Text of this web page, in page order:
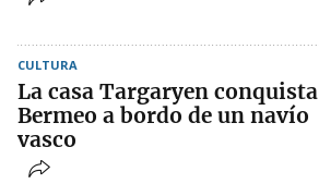
CULTURA
La casa Targaryen conquista
Bermeo a bordo de un navío
vasco